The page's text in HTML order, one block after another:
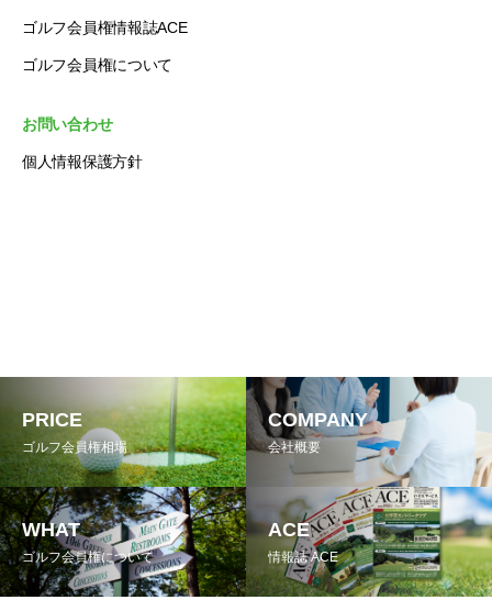
ゴルフ会員権情報誌ACE
ゴルフ会員権について
お問い合わせ
個人情報保護方針
PRICE
ゴルフ会員権相場
COMPANY
会社概要
WHAT
ゴルフ会員権について
ACE
情報誌 ACE